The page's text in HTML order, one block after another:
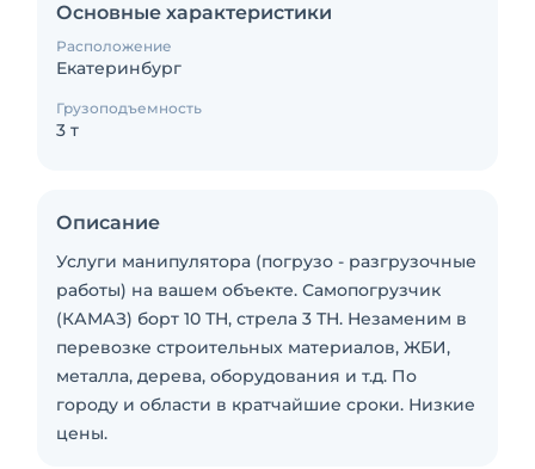
Основные характеристики
Расположение
Екатеринбург
Грузоподъемность
3 т
Описание
Услуги манипулятора (погрузо - разгрузочные
работы) на вашем объекте. Самопогрузчик
(КАМАЗ) борт 10 ТН, стрела 3 ТН. Незаменим в
перевозке строительных материалов, ЖБИ,
металла, дерева, оборудования и т.д. По
городу и области в кратчайшие сроки. Низкие
цены.